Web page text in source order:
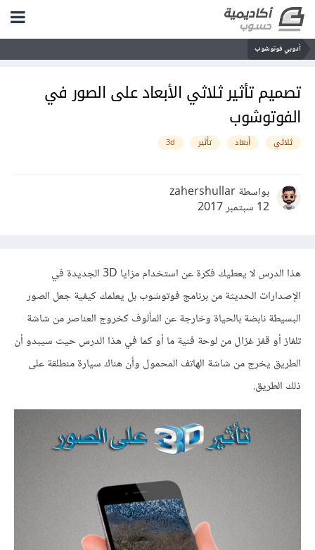
أدوبي فوتوشوب
تصميم تأثير ثلاثي الأبعاد على الصور في
الفوتوشوب
ثلاثي أبعاد تأثير 3d
بواسطة zahershullar
12 سبتمبر 2017
هذا الدرس لا يعطيك فكرة عن استخدام مزايا 3D الجديدة في
الإصدارات الحديثة من برنامج فوتوشوب بل يعلمك كيفية جعل الصور
البسيطة نابضة بالحياة وخارجة عن المألوف كخروج العناصر من شاشة
تلفاز أو قفز غزال من لوحة فنية ما أو كما في هذا الدرس حيث سيبدو أن
الطريق يخرج من شاشة الهاتف المحمول وأن هناك سيارة منطلقة على
ذلك الطريق.